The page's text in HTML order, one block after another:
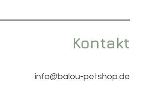
Kontakt
info@balou-petshop.de